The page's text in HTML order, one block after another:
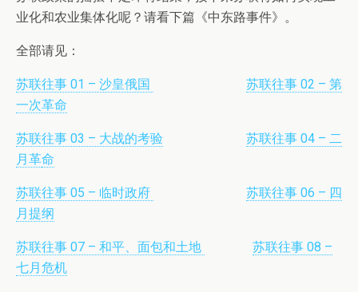
业化和农业集体化呢？请看下篇《中东路事件》。
全部请见：
苏联往事 01 – 沙皇俄国
苏联往事 02 – 第
一次革命
苏联往事 03 – 大战的考验
苏联往事 04 – 二
月革命
苏联往事 05 – 临时政府
苏联往事 06 – 四
月提纲
苏联往事 07 – 和平、面包和土地
苏联往事 08 –
七月危机